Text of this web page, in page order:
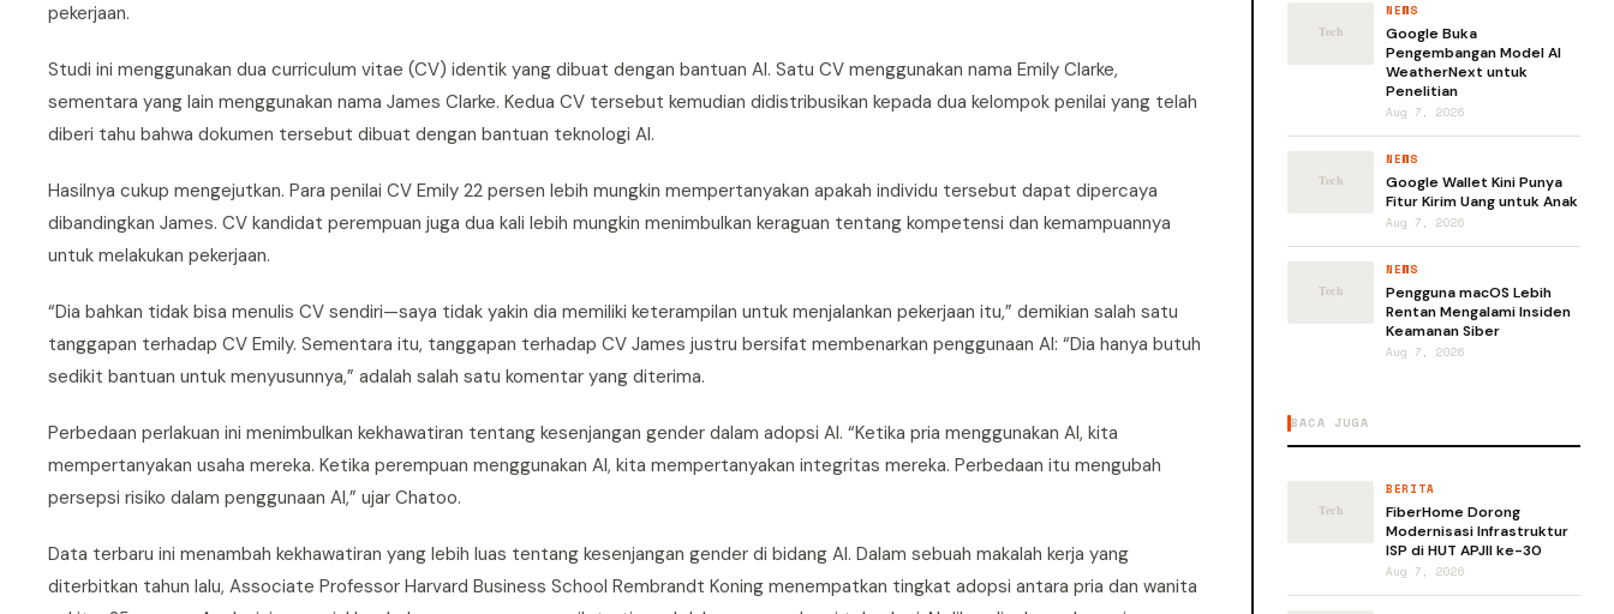
pekerjaan.
Studi ini menggunakan dua curriculum vitae (CV) identik yang dibuat dengan bantuan AI. Satu CV menggunakan nama Emily Clarke,
sementara yang lain menggunakan nama James Clarke. Kedua CV tersebut kemudian didistribusikan kepada dua kelompok penilai yang telah
diberi tahu bahwa dokumen tersebut dibuat dengan bantuan teknologi AI.
Hasilnya cukup mengejutkan. Para penilai CV Emily 22 persen lebih mungkin mempertanyakan apakah individu tersebut dapat dipercaya
dibandingkan James. CV kandidat perempuan juga dua kali lebih mungkin menimbulkan keraguan tentang kompetensi dan kemampuannya
untuk melakukan pekerjaan.
“Dia bahkan tidak bisa menulis CV sendiri—saya tidak yakin dia memiliki keterampilan untuk menjalankan pekerjaan itu,” demikian salah satu
tanggapan terhadap CV Emily. Sementara itu, tanggapan terhadap CV James justru bersifat membenarkan penggunaan AI: “Dia hanya butuh
sedikit bantuan untuk menyusunnya,” adalah salah satu komentar yang diterima.
Perbedaan perlakuan ini menimbulkan kekhawatiran tentang kesenjangan gender dalam adopsi AI. “Ketika pria menggunakan AI, kita
mempertanyakan usaha mereka. Ketika perempuan menggunakan AI, kita mempertanyakan integritas mereka. Perbedaan itu mengubah
persepsi risiko dalam penggunaan AI,” ujar Chatoo.
Data terbaru ini menambah kekhawatiran yang lebih luas tentang kesenjangan gender di bidang AI. Dalam sebuah makalah kerja yang
diterbitkan tahun lalu, Associate Professor Harvard Business School Rembrandt Koning menempatkan tingkat adopsi antara pria dan wanita
NEWS
Google Buka
Pengembangan Model AI
WeatherNext untuk
Penelitian
Aug 7, 2026
NEWS
Google Wallet Kini Punya
Fitur Kirim Uang untuk Anak
Aug 7, 2026
NEWS
Pengguna macOS Lebih
Rentan Mengalami Insiden
Keamanan Siber
Aug 7, 2026
BACA JUGA
BERITA
FiberHome Dorong
Modernisasi Infrastruktur
ISP di HUT APJII ke-30
Aug 7, 2026